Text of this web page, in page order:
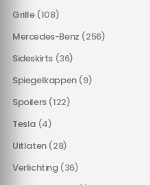
Grille (108)
Mercedes-Benz (256)
Sideskirts (36)
Spiegelkappen (9)
Spoilers (122)
Tesla (4)
Uitlaten (28)
Verlichting (36)